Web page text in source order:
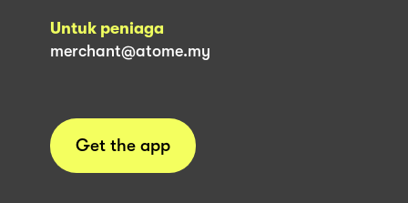
Untuk peniaga
merchant@atome.my
Get the app